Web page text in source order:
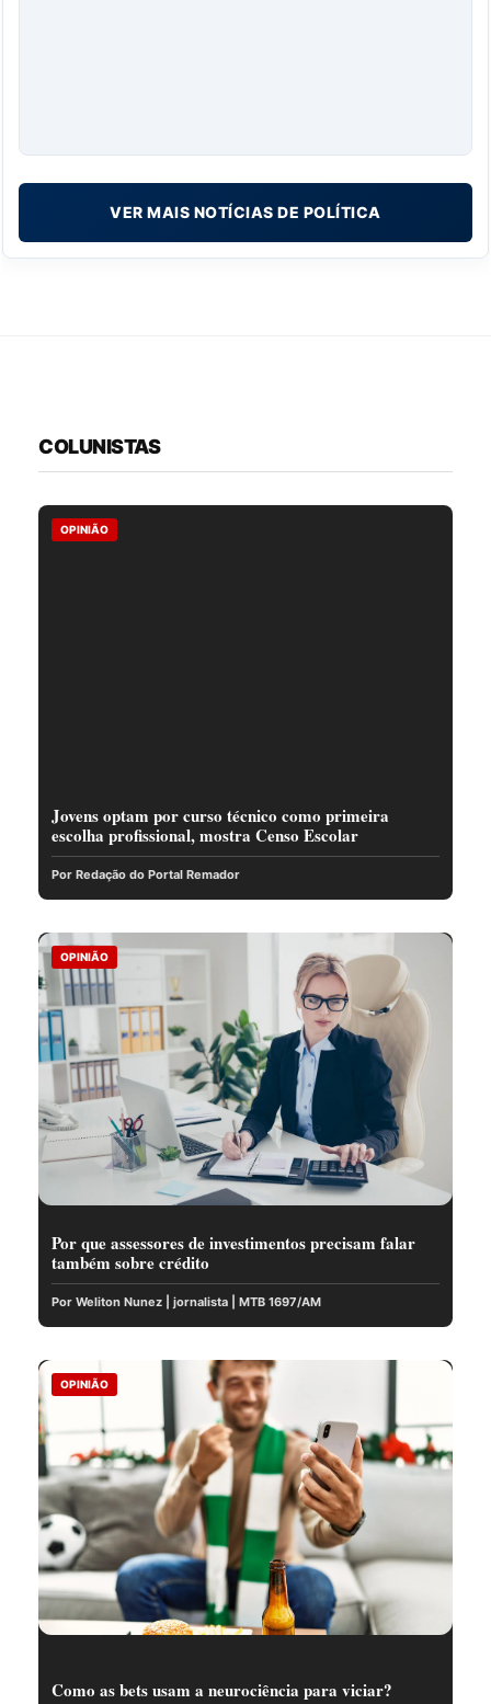
VER MAIS NOTÍCIAS DE POLÍTICA
COLUNISTAS
OPINIÃO
Jovens optam por curso técnico como primeira
escolha profissional, mostra Censo Escolar
Por Redação do Portal Remador
OPINIÃO
Por que assessores de investimentos precisam falar
também sobre crédito
Por Weliton Nunez | jornalista | MTB 1697/AM
OPINIÃO
Como as bets usam a neurociência para viciar?